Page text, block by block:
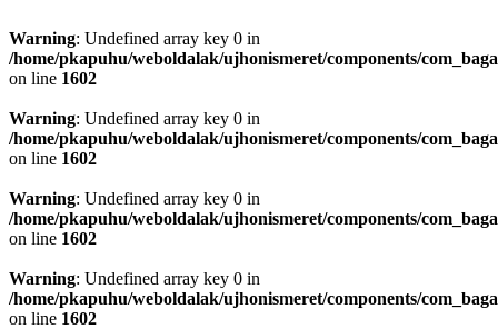
Warning: Undefined array key 0 in
/home/pkapuhu/weboldalak/ujhonismeret/components/
on line 1602
Warning: Undefined array key 0 in
/home/pkapuhu/weboldalak/ujhonismeret/components/
on line 1602
Warning: Undefined array key 0 in
/home/pkapuhu/weboldalak/ujhonismeret/components/
on line 1602
Warning: Undefined array key 0 in
/home/pkapuhu/weboldalak/ujhonismeret/components/
on line 1602